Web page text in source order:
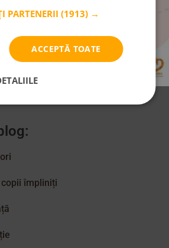
în inbox:
Newsletter
împliniți
PARTENERII(1913) →
ACCEPTĂ TOATE